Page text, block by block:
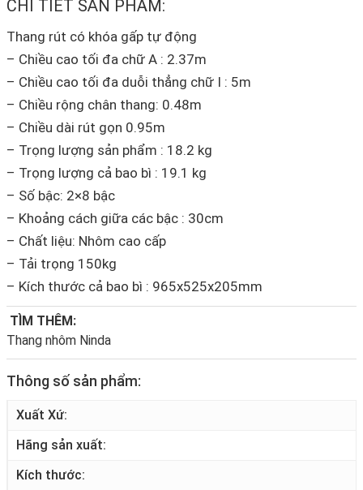
CHI TIẾT SẢN PHẨM:
Thang rút có khóa gấp tự động
– Chiều cao tối đa chữ A : 2.37m
– Chiều cao tối đa duỗi thẳng chữ I : 5m
– Chiều rộng chân thang: 0.48m
– Chiều dài rút gọn 0.95m
– Trọng lượng sản phẩm : 18.2 kg
– Trọng lượng cả bao bì : 19.1 kg
– Số bậc: 2×8 bậc
– Khoảng cách giữa các bậc : 30cm
– Chất liệu: Nhôm cao cấp
– Tải trọng 150kg
– Kích thước cả bao bì : 965x525x205mm
TÌM THÊM:
Thang nhôm Ninda
Thông số sản phẩm:
Xuất Xứ
Hãng sản xuất
Kích thước